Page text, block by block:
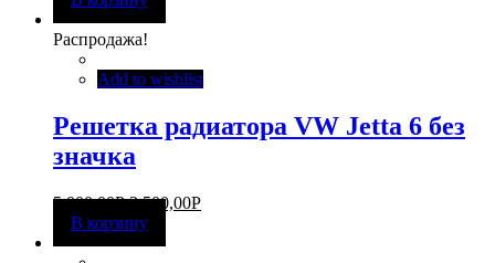
Распродажа!
Add to wishlist
Решетка радиатора VW Jetta 6 без
значка
5 000,00Р 3 500,00Р
В корзину